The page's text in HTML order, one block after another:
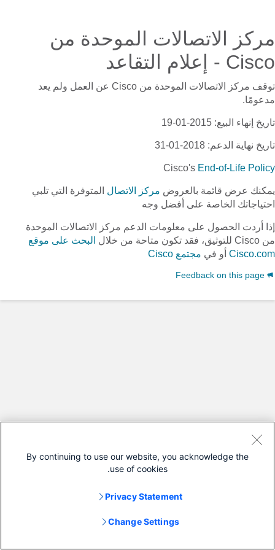
مركز الاتصالات الموحدة من
Cisco - إعلام التقاعد
توقف مركز الاتصالات الموحدة من Cisco
عن العمل ولم يعد
مدعومًا.
تاريخ إنهاء البيع: 2015-01-19
تاريخ نهاية الدعم: 2018-01-31
Cisco's End-of-Life Policy
يمكنك عرض قائمة بالعروض مركز الاتصال المتوفرة التي تلبي
احتياجاتك الخاصة على أفضل وجه
إذا أردت الحصول على معلومات الدعم مركز الاتصالات الموحدة
من Cisco
للتوثيق، فقد تكون متاحة من خلال البحث على موقع
Cisco.com أو في مجتمع Cisco
By continuing to use our website, you acknowledge the
use of cookies.
Privacy Statement
Change Settings